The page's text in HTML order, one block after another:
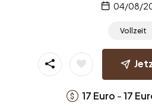
04/08/
Vollzeit
17 Euro -17